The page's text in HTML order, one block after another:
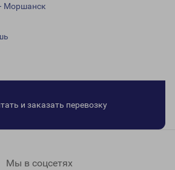
Моршанск
и заказать перевозку
Мы в соцсетях